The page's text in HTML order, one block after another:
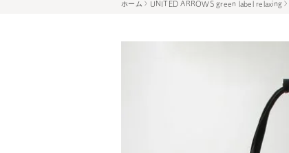
ホーム UNITED ARROWS green label relaxing